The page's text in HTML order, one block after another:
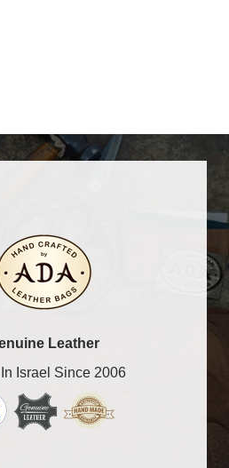
Leather
Israel Since 2006